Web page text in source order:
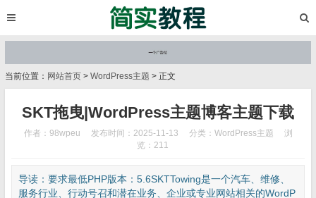
当前位置： 网站首页 > WordPress主题 > 正文
SKT拖曳|WordPress主题博客主题下载
作者：98wpeu 发布时间：2025-11-13 分类： WordPress主题
浏
览：211
导读：要求最低PHP版本：5.6SKTTowing是一个汽车、维修、
服务行业、行动号召和潜在业务、企业或专业网站相关的WordP